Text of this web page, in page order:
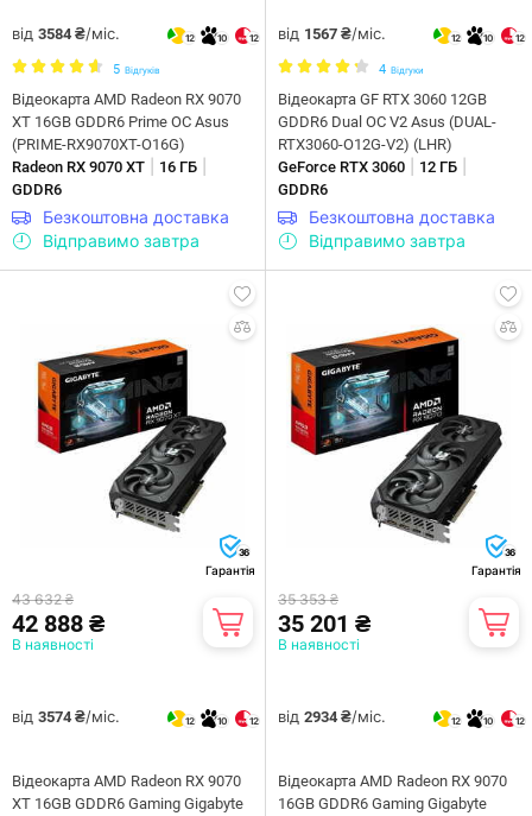
від 3584 ₴/міс. 12 10 12
5 Відгуків
Відеокарта AMD Radeon RX 9070
XT 16GB GDDR6 Prime OC Asus
(PRIME-RX9070XT-O16G)
Radeon RX 9070 XT
16 ГБ
GDDR6
Безкоштовна доставка
Відправимо завтра
від 1567 ₴/міс. 12 10 12
4 Відгуки
Відеокарта GF RTX 3060 12GB
GDDR6 Dual OC V2 Asus (DUAL-
RTX3060-O12G-V2) (LHR)
GeForce RTX 3060
12 ГБ
GDDR6
Безкоштовна доставка
Відправимо завтра
36
Гарантія
43 632 ₴
42 888 ₴
В наявності
від 3574 ₴/міс. 12 10 12
Відеокарта AMD Radeon RX 9070
XT 16GB GDDR6 Gaming Gigabyte
36
Гарантія
35 353 ₴
35 201 ₴
В наявності
від 2934 ₴/міс. 12 10 12
Відеокарта AMD Radeon RX 9070
16GB GDDR6 Gaming Gigabyte